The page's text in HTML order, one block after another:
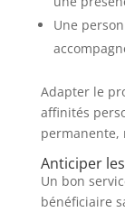
Une
Adapter le
affinités
permanente,
Anticiper
Un bon
bénéficiaire